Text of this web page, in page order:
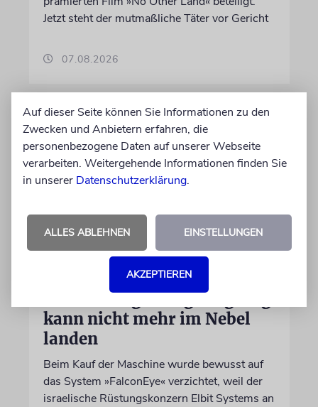
Jetzt steht der mutmaßliche Täter vor Gericht
07.08.2026
Wegen Israel-Boykott:
Irisches Regierungsflugzeug
kann nicht mehr im Nebel
landen
Beim Kauf der Maschine wurde bewusst auf
das System »FalconEye« verzichtet, weil der
israelische Rüstungskonzern Elbit Systems an
Auf dieser Seite können Sie Informationen zu den
Zwecken und Anbietern erfahren, die
personenbezogene Daten auf unserer Webseite
verarbeiten. Weitergehende Informationen finden Sie
in unserer Datenschutzerklärung.
ALLES ABLEHNEN EINSTELLUNGEN
AKZEPTIEREN